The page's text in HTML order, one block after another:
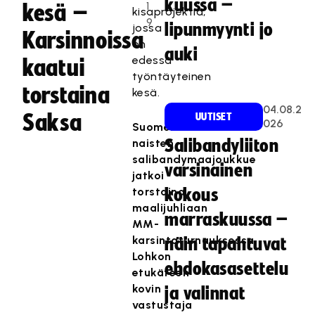
kesä –
Karsinnoissa
kaatui
torstaina
Saksa
1
9
kisaprojektia,
jossa
on
edessä
työntäyteinen
kesä.
Suomen
naisten
salibandymaajoukkue
jatkoi
torstaina
maalijuhliaan
MM-
karsintaturnauksessa.
Lohkon
etukäteen
kovin
vastustaja
kuussa –
lipunmyynti jo
auki
UUTISET
04.08.2
026
Salibandyliiton
varsinainen
kokous
marraskuussa –
näin tapahtuvat
ehdokasasettelu
ja valinnat